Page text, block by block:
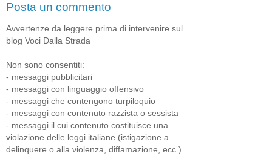
Posta un commento
Avvertenze da leggere prima di intervenire sul
blog Voci Dalla Strada
Non sono consentiti:
- messaggi pubblicitari
- messaggi con linguaggio offensivo
- messaggi che contengono turpiloquio
- messaggi con contenuto razzista o sessista
- messaggi il cui contenuto costituisce una
violazione delle leggi italiane (istigazione a
delinquere o alla violenza, diffamazione, ecc.)